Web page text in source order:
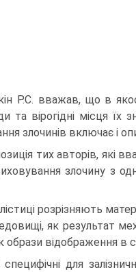
Р.С. вважав, що в
та вірогідні місця
злочинів включає і
тих авторів, які
злочину з
розрізняють
як результат
образи відображення в
для